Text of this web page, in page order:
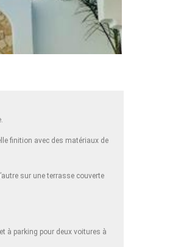
finition avec des matériaux de
sur une terrasse couverte
à parking pour deux voitures à